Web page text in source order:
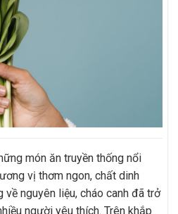
món ăn truyền thống nổi
vị thơm ngon, chất dinh
nguyên liệu, cháo canh đã trở
người yêu thích. Trên khắp